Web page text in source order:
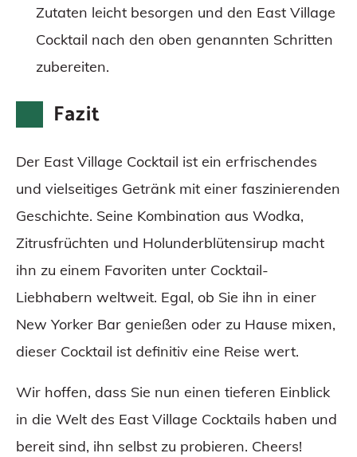
Zutaten leicht besorgen und den East Village
Cocktail nach den oben genannten Schritten
zubereiten.
Fazit
Der East Village Cocktail ist ein erfrischendes
und vielseitiges Getränk mit einer faszinierenden
Geschichte. Seine Kombination aus Wodka,
Zitrusfrüchten und Holunderblütensirup macht
ihn zu einem Favoriten unter Cocktail-
Liebhabern weltweit. Egal, ob Sie ihn in einer
New Yorker Bar genießen oder zu Hause mixen,
dieser Cocktail ist definitiv eine Reise wert.
Wir hoffen, dass Sie nun einen tieferen Einblick
in die Welt des East Village Cocktails haben und
bereit sind, ihn selbst zu probieren. Cheers!